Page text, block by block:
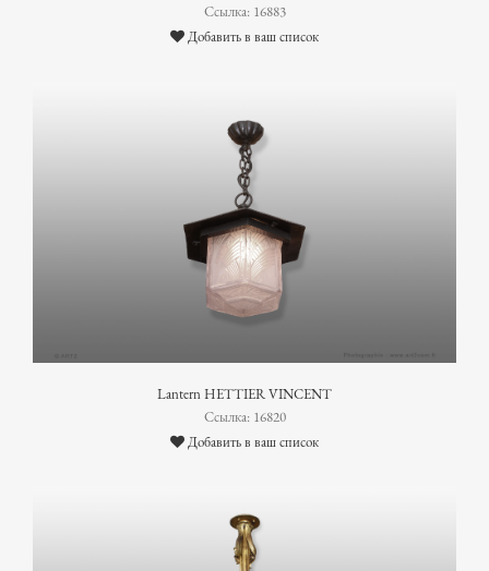
Ссылка: 16883
Добавить в ваш список
Lantern HETTIER VINCENT
Ссылка: 16820
Добавить в ваш список